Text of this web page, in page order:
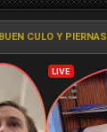
CULO Y PIERNAS